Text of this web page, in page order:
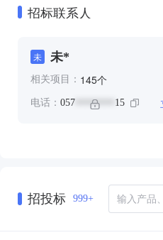
招标联系人
未 未*
相关项目： 145个
电话： 057 ******** 15
招投标 999+